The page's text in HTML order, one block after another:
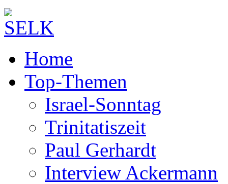
Home
Top-Themen
Israel-Sonntag
Trinitatiszeit
Paul Gerhardt
Interview Ackermann